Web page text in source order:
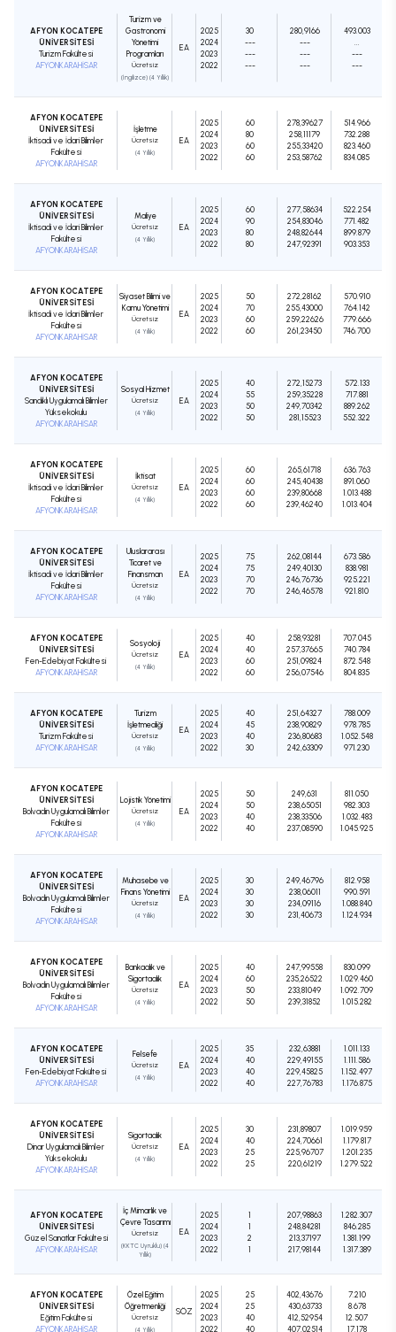
AFYON KOCATEPE
ÜNİVERSİTESİ
Turizm Fakültesi
AFYONKARAHİSAR
Turizm ve
Gastronomi
Yönetimi
Programları
Ücretsiz
(İngilizce) (4 Yıllık)
EA
2025
2024
2023
2022
30
---
---
---
280,9166
---
---
---
493.003
---
---
AFYON KOCATEPE
ÜNİVERSİTESİ
İktisadi ve İdari Bilimler
Fakültesi
AFYONKARAHİSAR
İşletme
Ücretsiz
(4 Yıllık)
EA
2025
2024
2023
2022
60
80
60
60
278,39627
258,11179
255,33420
253,58762
514.966
732.288
823.460
834.085
AFYON KOCATEPE
ÜNİVERSİTESİ
İktisadi ve İdari Bilimler
Fakültesi
AFYONKARAHİSAR
Maliye
Ücretsiz
(4 Yıllık)
EA
2025
2024
2023
2022
60
90
80
80
277,58634
254,83046
248,82644
247,92391
522.254
771.482
899.879
903.353
AFYON KOCATEPE
ÜNİVERSİTESİ
İktisadi ve İdari Bilimler
Fakültesi
AFYONKARAHİSAR
Siyaset Bilimi ve
Kamu Yönetimi
Ücretsiz
(4 Yıllık)
EA
2025
2024
2023
2022
50
70
60
60
272,28162
255,43000
259,22626
261,23450
570.910
764.142
779.666
746.700
AFYON KOCATEPE
ÜNİVERSİTESİ
Sandıklı Uygulamalı Bilimler
Yüksekokulu
AFYONKARAHİSAR
Sosyal Hizmet
Ücretsiz
(4 Yıllık)
EA
2025
2024
2023
2022
40
55
50
50
272,15273
259,35228
249,70342
281,15523
572.133
717.881
889.262
552.322
AFYON KOCATEPE
ÜNİVERSİTESİ
İktisadi ve İdari Bilimler
Fakültesi
AFYONKARAHİSAR
İktisat
Ücretsiz
(4 Yıllık)
EA
2025
2024
2023
2022
60
60
60
60
265,61718
245,40438
239,80668
239,46240
636.763
891.060
1.013.488
1.013.404
AFYON KOCATEPE
ÜNİVERSİTESİ
İktisadi ve İdari Bilimler
Fakültesi
AFYONKARAHİSAR
Uluslararası
Ticaret ve
Finansman
Ücretsiz
(4 Yıllık)
EA
2025
2024
2023
2022
75
75
70
70
262,08144
249,40130
246,76736
246,46578
673.586
838.981
925.221
921.810
AFYON KOCATEPE
ÜNİVERSİTESİ
Fen-Edebiyat Fakültesi
AFYONKARAHİSAR
Sosyoloji
Ücretsiz
(4 Yıllık)
EA
2025
2024
2023
2022
40
40
60
60
258,93281
257,37665
251,09824
256,07546
707.045
740.784
872.548
804.835
AFYON KOCATEPE
ÜNİVERSİTESİ
Turizm Fakültesi
AFYONKARAHİSAR
Turizm
İşletmeciliği
Ücretsiz
(4 Yıllık)
EA
2025
2024
2023
2022
40
45
40
30
251,64327
238,90829
236,80683
242,63309
788.009
978.785
1.052.548
971.230
AFYON KOCATEPE
ÜNİVERSİTESİ
Bolvadin Uygulamalı Bilimler
Fakültesi
AFYONKARAHİSAR
Lojistik Yönetimi
Ücretsiz
(4 Yıllık)
EA
2025
2024
2023
2022
50
50
40
40
249,631
238,65051
238,33506
237,08590
811.050
982.303
1.032.483
1.045.925
AFYON KOCATEPE
ÜNİVERSİTESİ
Bolvadin Uygulamalı Bilimler
Fakültesi
AFYONKARAHİSAR
Muhasebe ve
Finans Yönetimi
Ücretsiz
(4 Yıllık)
EA
2025
2024
2023
2022
30
30
30
30
249,46796
238,06011
234,09116
231,40673
812.958
990.591
1.088.840
1.124.934
AFYON KOCATEPE
ÜNİVERSİTESİ
Bolvadin Uygulamalı Bilimler
Fakültesi
AFYONKARAHİSAR
Bankacılık ve
Sigortacılık
Ücretsiz
(4 Yıllık)
EA
2025
2024
2023
2022
40
60
50
50
247,99558
235,26522
233,81049
239,31852
830.099
1.029.460
1.092.709
1.015.282
AFYON KOCATEPE
ÜNİVERSİTESİ
Fen-Edebiyat Fakültesi
AFYONKARAHİSAR
Felsefe
Ücretsiz
(4 Yıllık)
EA
2025
2024
2023
2022
35
40
40
40
232,63881
229,49155
229,45825
227,76783
1.011.133
1.111.586
1.152.497
1.176.875
AFYON KOCATEPE
ÜNİVERSİTESİ
Dinar Uygulamalı Bilimler
Yüksekokulu
AFYONKARAHİSAR
Sigortacılık
Ücretsiz
(4 Yıllık)
EA
2025
2024
2023
2022
30
40
25
25
231,89807
224,70661
225,96707
220,61219
1.019.959
1.179.817
1.201.235
1.279.522
AFYON KOCATEPE
ÜNİVERSİTESİ
Güzel Sanatlar Fakültesi
AFYONKARAHİSAR
İç Mimarlık ve
Çevre Tasarımı
Ücretsiz
(KKTC Uyruklu) (4
Yıllık)
EA
2025
2024
2023
2022
1
1
2
1
207,98863
248,84281
213,37197
217,98144
1.282.307
846.285
1.381.199
1.317.389
AFYON KOCATEPE
ÜNİVERSİTESİ
Eğitim Fakültesi
AFYONKARAHİSAR
Özel Eğitim
Öğretmenliği
Ücretsiz
(4 Yıllık)
SÖZ
2025
2024
2023
2022
25
25
40
40
402,43676
430,63733
412,52954
407,02514
7.210
8.678
12.507
17.178